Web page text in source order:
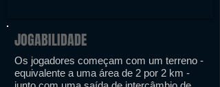
JOGABILIDADE
Os jogadores começam com um terreno -
equivalente a uma área de 2 por 2 km -